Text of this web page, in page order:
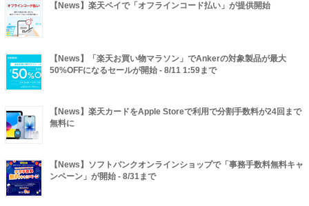
【News】楽天ペイで「オフラインコード払い」が提供開始
【News】「楽天お買い物マラソン」でAnkerの対象製品が最大
50%OFFになるセールが開始 - 8/11 1:59まで
【News】楽天カードをApple Storeで利用で分割手数料が24回まで
無料に
【News】ソフトバンクオンラインショップで「事務手数料無料キャ
ンペーン」が開始 - 8/31まで